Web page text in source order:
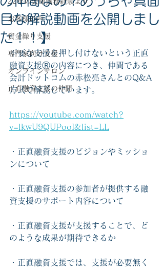
お客様の声
資金繰り支援
専門家向け支援
オンラインサロン
正直融資支援の仲間
目な解説動画を公開しまし
た！！】
不要な支援を押し付けないという正直
融資支援Ⓡの内容につき、仲間である
会計ドットコムの赤松亮さんとのQ&A
方式で解説しています。
https://youtube.com/watch?
v=lkwU9QUPooI&list=LL
・正直融資支援のビジョンやミッショ
ンについて
・正直融資支援の参加者が提供する融
資支援のサポート内容について
・正直融資支援が支援することで、ど
のような成果が期待できるか
・正直融資支援では、支援が必要無く